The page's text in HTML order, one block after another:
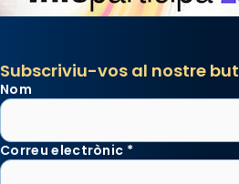
Subscriviu-vos al nostre
Nom
Correu electrònic *